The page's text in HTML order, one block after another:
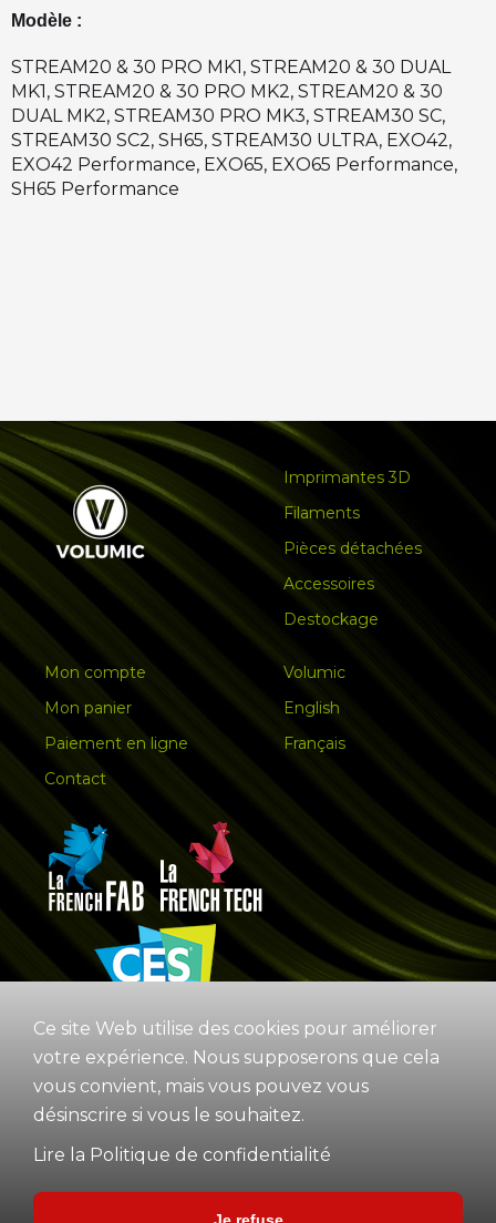
Ce site Web utilise des cookies pour améliorer
votre expérience. Nous supposerons que cela
vous convient, mais vous pouvez vous
désinscrire si vous le souhaitez.
Lire la Politique de confidentialité
Modèle :
STREAM20 & 30 PRO MK1, STREAM20 & 30 DUAL
MK1, STREAM20 & 30 PRO MK2, STREAM20 & 30
DUAL MK2, STREAM30 PRO MK3, STREAM30 SC,
STREAM30 SC2, SH65, STREAM30 ULTRA, EXO42,
EXO42 Performance, EXO65, EXO65 Performance,
SH65 Performance
Imprimantes 3D
Filaments
Pièces détachées
Accessoires
Destockage
Mon compte
Mon panier
Paiement en ligne
Contact
Volumic
English
Français